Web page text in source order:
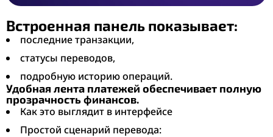
Встроенная панель показывает:
последние транзакции,
статусы переводов,
подробную историю операций.
Удобная лента платежей обеспечивает полную
прозрачность финансов.
Как это выглядит в интерфейсе
Простой сценарий перевода: